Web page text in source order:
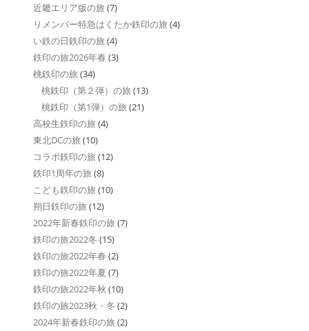
近畿エリア版の旅 (7)
リメンバー特急はくたか鉄印の旅 (4)
い鉄の日鉄印の旅 (4)
鉄印の旅2026年春 (3)
桃鉄印の旅 (34)
桃鉄印（第２弾）の旅 (13)
桃鉄印（第1弾）の旅 (21)
高校生鉄印の旅 (4)
東北DCの旅 (10)
コラボ鉄印の旅 (12)
鉄印1周年の旅 (8)
こども鉄印の旅 (10)
朔日鉄印の旅 (12)
2022年新春鉄印の旅 (7)
鉄印の旅2022冬 (15)
鉄印の旅2022年春 (2)
鉄印の旅2022年夏 (7)
鉄印の旅2022年秋 (10)
鉄印の旅2023秋・冬 (2)
2024年新春鉄印の旅 (2)